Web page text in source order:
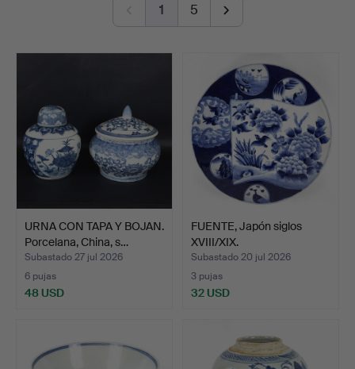
1 5
URNA CON TAPA Y BOJAN.
Porcelana, China, s…
Subastado 27 jul 2026
6 pujas
48 USD
FUENTE, Japón siglos
XVIII/XIX.
Subastado 20 jul 2026
3 pujas
32 USD